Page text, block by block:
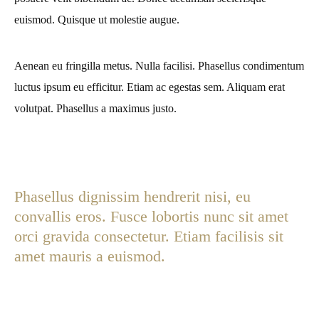
euismod. Quisque ut molestie augue.
Aenean eu fringilla metus. Nulla facilisi. Phasellus condimentum
luctus ipsum eu efficitur. Etiam ac egestas sem. Aliquam erat
volutpat. Phasellus a maximus justo.
Phasellus dignissim hendrerit nisi, eu
convallis eros. Fusce lobortis nunc sit amet
orci gravida consectetur. Etiam facilisis sit
amet mauris a euismod.